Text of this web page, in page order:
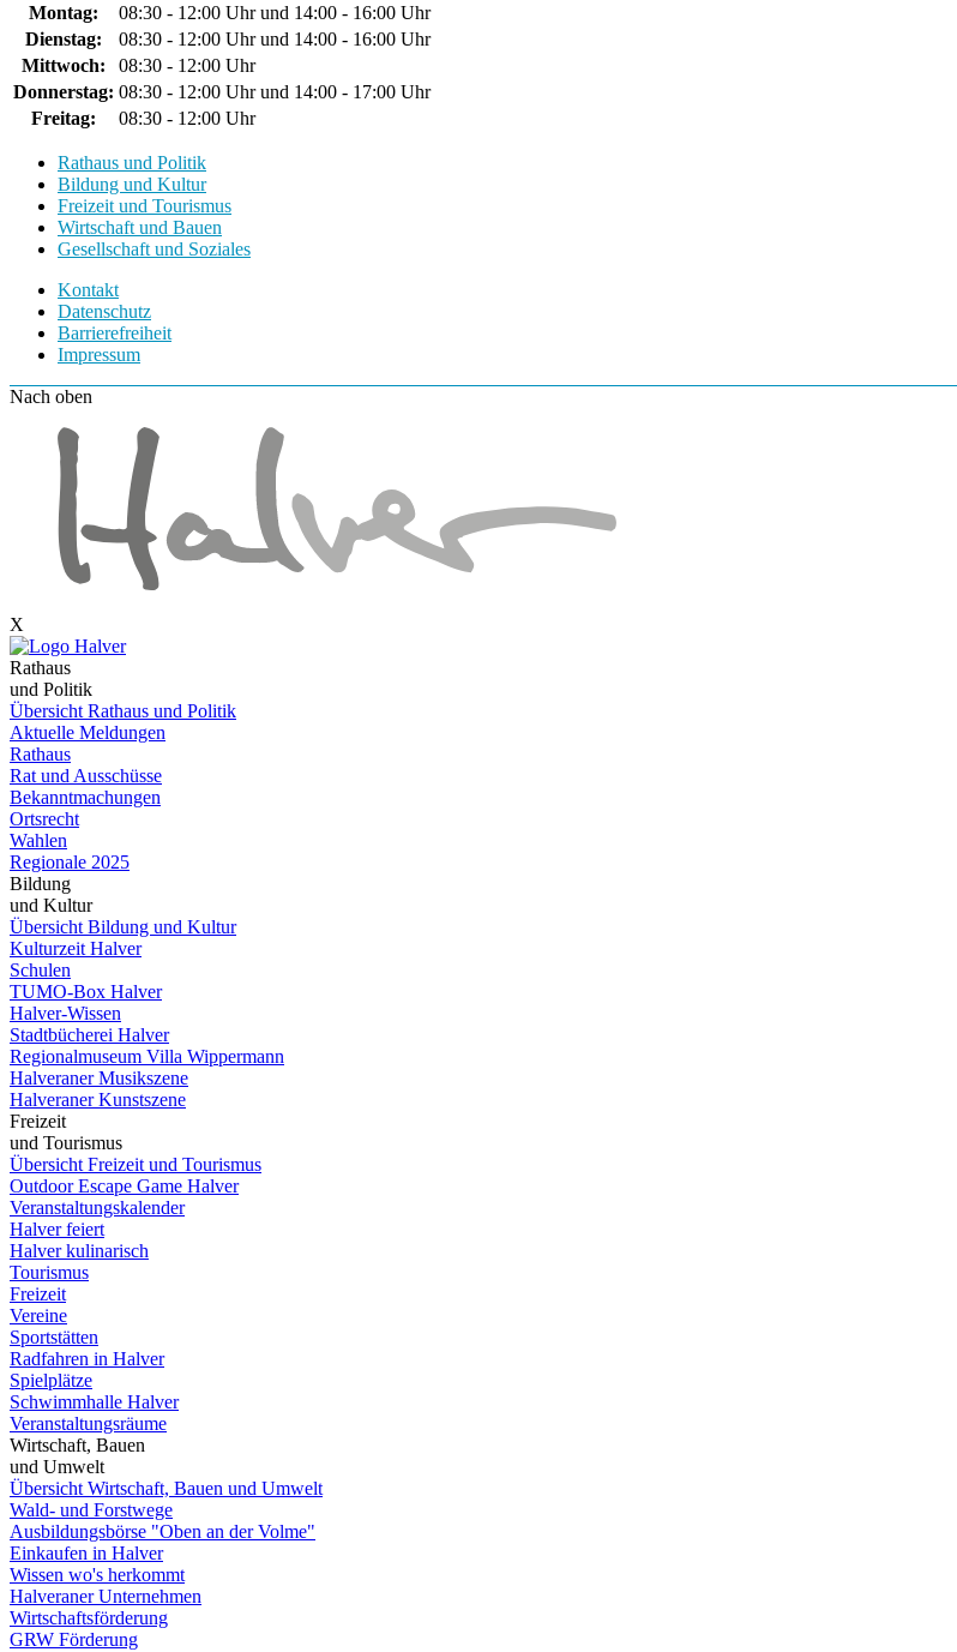
Montag:
08:30 - 12:00 Uhr und 14:00 - 16:00 Uhr
Dienstag:
08:30 - 12:00 Uhr und 14:00 - 16:00 Uhr
Mittwoch:
08:30 - 12:00 Uhr
Donnerstag: 08:30 - 12:00 Uhr und 14:00 - 17:00 Uhr
Freitag:
08:30 - 12:00 Uhr
Rathaus und Politik
Bildung und Kultur
Freizeit und Tourismus
Wirtschaft und Bauen
Gesellschaft und Soziales
Kontakt
Datenschutz
Barrierefreiheit
Impressum
Nach oben
X
Rathaus
und Politik
Übersicht Rathaus und Politik
Aktuelle Meldungen
Rathaus
Rat und Ausschüsse
Bekanntmachungen
Ortsrecht
Wahlen
Regionale 2025
Bildung
und Kultur
Übersicht Bildung und Kultur
Kulturzeit Halver
Schulen
TUMO-Box Halver
Halver-Wissen
Stadtbücherei Halver
Regionalmuseum Villa Wippermann
Halveraner Musikszene
Halveraner Kunstszene
Freizeit
und Tourismus
Übersicht Freizeit und Tourismus
Outdoor Escape Game Halver
Veranstaltungskalender
Halver feiert
Halver kulinarisch
Tourismus
Freizeit
Vereine
Sportstätten
Radfahren in Halver
Spielplätze
Schwimmhalle Halver
Veranstaltungsräume
Wirtschaft, Bauen
und Umwelt
Übersicht Wirtschaft, Bauen und Umwelt
Wald- und Forstwege
Ausbildungsbörse "Oben an der Volme"
Einkaufen in Halver
Wissen wo's herkommt
Halveraner Unternehmen
Wirtschaftsförderung
GRW Förderung